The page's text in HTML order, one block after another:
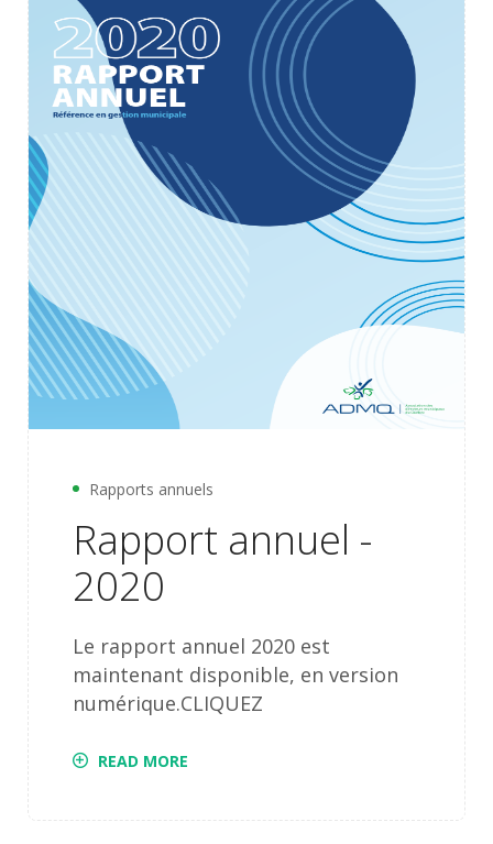
Rapports annuels
Rapport annuel -
2020
Le rapport annuel 2020 est
maintenant disponible, en version
numérique.CLIQUEZ
READ MORE